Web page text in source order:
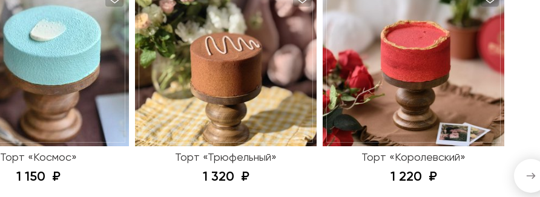
Торт «Космос»
1 150
Торт «Трюфельный»
1 320
Торт «Королевский»
1 220